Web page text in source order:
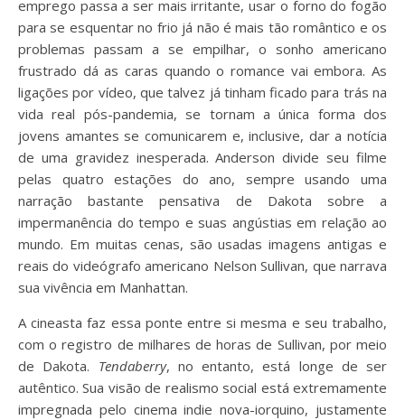
emprego passa a ser mais irritante, usar o forno do fogão
para se esquentar no frio já não é mais tão romântico e os
problemas passam a se empilhar, o sonho americano
frustrado dá as caras quando o romance vai embora. As
ligações por vídeo, que talvez já tinham ficado para trás na
vida real pós-pandemia, se tornam a única forma dos
jovens amantes se comunicarem e, inclusive, dar a notícia
de uma gravidez inesperada. Anderson divide seu filme
pelas quatro estações do ano, sempre usando uma
narração bastante pensativa de Dakota sobre a
impermanência do tempo e suas angústias em relação ao
mundo. Em muitas cenas, são usadas imagens antigas e
reais do videógrafo americano Nelson Sullivan, que narrava
sua vivência em Manhattan.
A cineasta faz essa ponte entre si mesma e seu trabalho,
com o registro de milhares de horas de Sullivan, por meio
de Dakota. Tendaberry, no entanto, está longe de ser
autêntico. Sua visão de realismo social está extremamente
impregnada pelo cinema indie nova-iorquino, justamente